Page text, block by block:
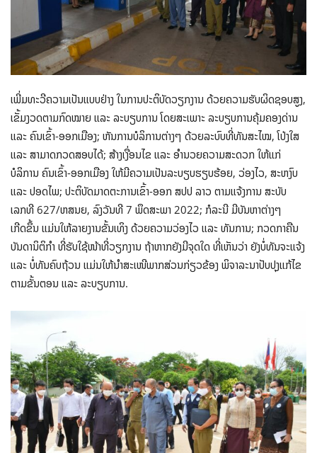
ເພີ່ມທະວີຄວາມເປັນແບບຢ່າງ ໃນການປະຕິບັດວຽກງານ ດ້ວຍຄວາມຮັບຜິດຊອບສູງ,
ເຂັ້ມງວດຕາມກົດໝາຍ ແລະ ລະບຽບການ ໂດຍສະເພາະ ລະບຽບການຄຸ້ມຄອງດ່ານ
ແລະ ຄົນເຂົ້າ-ອອກເມືອງ; ຫັນການບໍລິການຕ່າງໆ ດ້ວຍລະບົບທີ່ທັນສະໄໝ, ໂປ່ງໃສ
ແລະ ສາມາດກວດສອບໄດ້; ສ້າງເງື່ອນໄຂ ແລະ ອຳນວຍຄວາມສະດວກ ໃຫ້ແກ່
ບໍລິການ ຄົນເຂົ້າ-ອອກເມືອງ ໃຫ້ມີຄວາມເປັນລະບຽບຮຽບຮ້ອຍ, ວ່ອງໄວ, ສະຫງົບ
ແລະ ປອດໄພ; ປະຕິບັດມາດຕະການເຂົ້າ-ອອກ ສປປ ລາວ ຕາມແຈ້ງການ ສະບັບ
ເລກທີ 627/ຫສນຍ, ລົງວັນທີ 7 ພຶດສະພາ 2022; ກໍລະນີ ມີບັນຫາຕ່າງໆ
ເກີດຂຶ້ນ ແມ່ນໃຫ້ລາຍງານຂັ້ນເທິງ ດ້ວຍຄວາມວ່ອງໄວ ແລະ ທັນການ; ກວດກາຄືນ
ບັນດານິຕິກຳ ທີ່ຮັບໃຊ້ໜ້າທີ່ວຽກງານ ຖ້າຫາກຍັງມີຈຸດໃດ ທີ່ເຫັນວ່າ ຍັງບໍ່ທັນຈະແຈ້ງ
ແລະ ບໍ່ທັນຄົບຖ້ວນ ແມ່ນໃຫ້ນຳສະເໜີພາກສ່ວນກ່ຽວຂ້ອງ ພິຈາລະນາປັບປຸງແກ້ໄຂ
ຕາມຂັ້ນຕອນ ແລະ ລະບຽບການ.